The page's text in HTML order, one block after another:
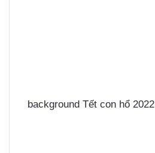
background Tết con hổ